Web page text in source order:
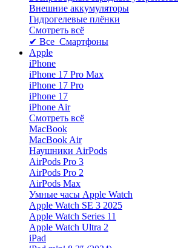
Внешние аккумуляторы
Гидрогелевые плёнки
Смотреть всё
✔ Все Смартфоны
Apple
iPhone
iPhone 17 Pro Max
iPhone 17 Pro
iPhone 17
iPhone Air
Смотреть всё
MacBook
MacBook Air
Наушники AirPods
AirPods Pro 3
AirPods Pro 2
AirPods Max
Умные часы Apple Watch
Apple Watch SE 3 2025
Apple Watch Series 11
Apple Watch Ultra 2
iPad